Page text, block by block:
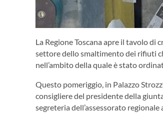
La Regione Toscana apre il tavolo di
settore dello smaltimento dei rifiuti
nell’ambito della quale è stato
Questo pomeriggio, in Palazzo
consigliere del presidente della
segreteria dell’assessorato